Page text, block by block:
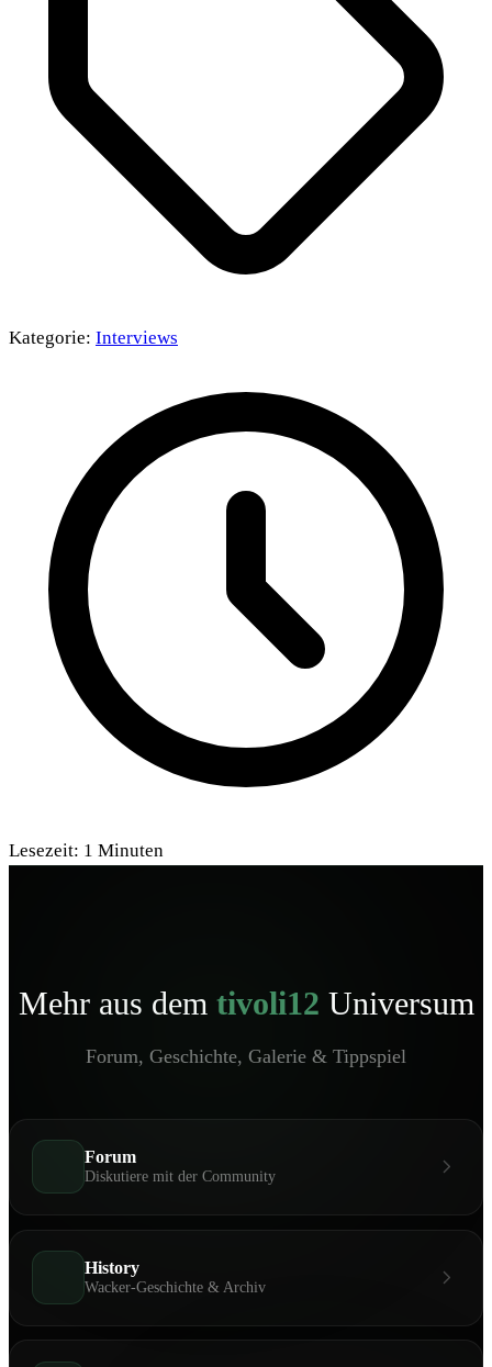
Kategorie: Interviews
Lesezeit: 1 Minuten
Mehr aus dem tivoli12 Universum
Forum, Geschichte, Galerie & Tippspiel
Forum
Diskutiere mit der Community
History
Wacker-Geschichte & Archiv